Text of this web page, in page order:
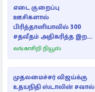
எடை குறைப்பு
ஊசிகளால்
பிரித்தானியாவில் 300
சதவீதம் அதிகரித்த இறப்பு
எண்ணிக்கை
லங்காசிறி நியூஸ்
முதலமைச்சர் விஜய்க்கு
உதயநிதி ஸ்டாலின் சவால்